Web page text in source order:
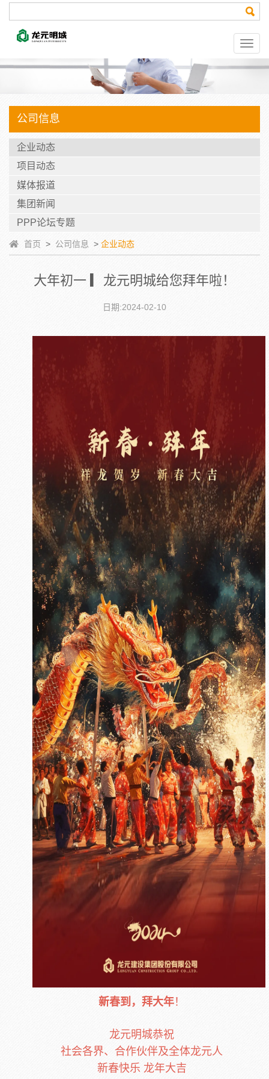
公司信息
企业动态
项目动态
媒体报道
集团新闻
PPP论坛专题
首页 > 公司信息 > 企业动态
大年初一 ▎龙元明城给您拜年啦！
日期:2024-02-10
新春到，拜大年！
龙元明城恭祝
社会各界、合作伙伴及全体龙元人
新春快乐 龙年大吉